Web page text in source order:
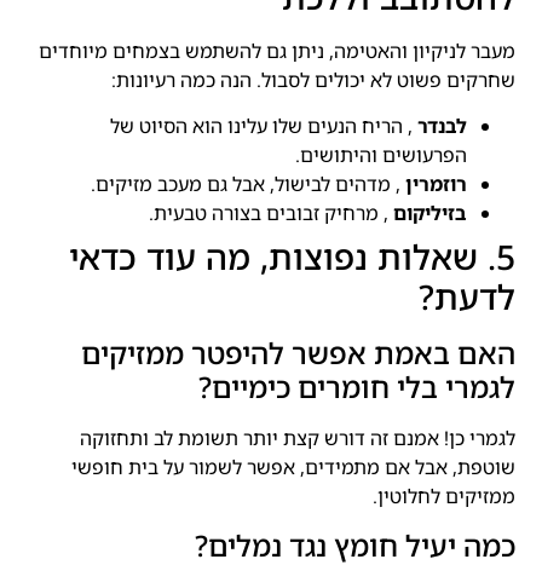
מעבר לניקיון והאטימה, ניתן גם להשתמש בצמחים מיוחדים
שחרקים פשוט לא יכולים לסבול. הנה כמה רעיונות:
לבנדר , הריח הנעים שלו עלינו הוא הסיוט של
הפרעושים והיתושים.
רוזמרין , מדהים לבישול, אבל גם מעכב מזיקים.
בזיליקום , מרחיק זבובים בצורה טבעית.
5. שאלות נפוצות, מה עוד כדאי
לדעת?
האם באמת אפשר להיפטר ממזיקים
לגמרי בלי חומרים כימיים?
לגמרי כן! אמנם זה דורש קצת יותר תשומת לב ותחזוקה
שוטפת, אבל אם מתמידים, אפשר לשמור על בית חופשי
ממזיקים לחלוטין.
כמה יעיל חומץ נגד נמלים?